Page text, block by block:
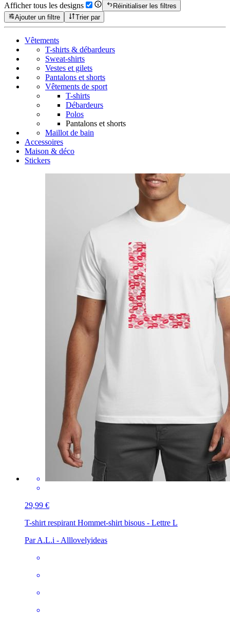
Afficher tous les designs
Réinitialiser les filtres
Ajouter un filtre
Trier par
Vêtements
T-shirts & débardeurs
Sweat-shirts
Vestes et gilets
Pantalons et shorts
Vêtements de sport
T-shirts
Débardeurs
Polos
Pantalons et shorts
Maillot de bain
Accessoires
Maison & déco
Stickers
29,99 €
T-shirt respirant Hommet-shirt bisous - Lettre L
Par A.L.i - Alllovelyideas